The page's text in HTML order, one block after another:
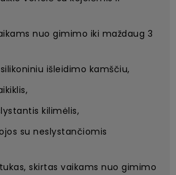
nuo gimimo iki maždaug 3
išleidimo kamščiu,
kilimėlis,
su neslystančiomis
skirtas vaikams nuo gimimo